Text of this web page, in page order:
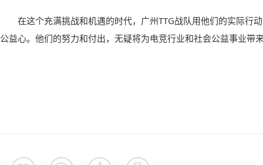
在这个充满挑战和机遇的时代，广州TTG战队用他们的实际行
公益心。他们的努力和付出，无疑将为电竞行业和社会公益事业带